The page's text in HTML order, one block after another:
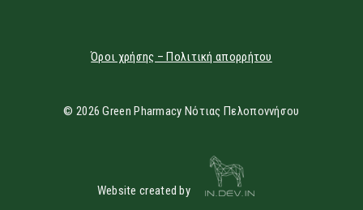
Όροι χρήσης – Πολιτική απορρήτου
© 2026 Green Pharmacy Νότιας Πελοποννήσου
Website created by